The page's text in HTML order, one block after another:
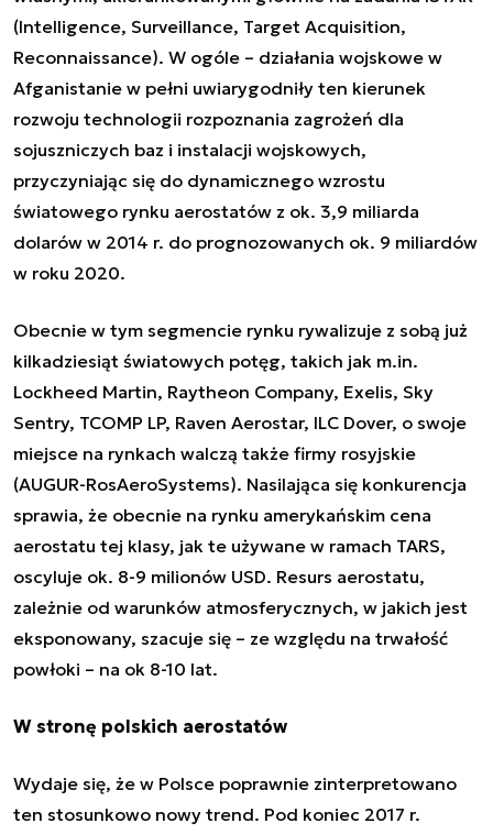
(Intelligence, Surveillance, Target Acquisition,
Reconnaissance). W ogóle – działania wojskowe w
Afganistanie w pełni uwiarygodniły ten kierunek
rozwoju technologii rozpoznania zagrożeń dla
sojuszniczych baz i instalacji wojskowych,
przyczyniając się do dynamicznego wzrostu
światowego rynku aerostatów z ok. 3,9 miliarda
dolarów w 2014 r. do prognozowanych ok. 9 miliardów
w roku 2020.
Obecnie w tym segmencie rynku rywalizuje z sobą już
kilkadziesiąt światowych potęg, takich jak m.in.
Lockheed Martin, Raytheon Company, Exelis, Sky
Sentry, TCOMP LP, Raven Aerostar, ILC Dover, o swoje
miejsce na rynkach walczą także firmy rosyjskie
(AUGUR-RosAeroSystems). Nasilająca się konkurencja
sprawia, że obecnie na rynku amerykańskim cena
aerostatu tej klasy, jak te używane w ramach TARS,
oscyluje ok. 8-9 milionów USD. Resurs aerostatu,
zależnie od warunków atmosferycznych, w jakich jest
eksponowany, szacuje się – ze względu na trwałość
powłoki – na ok 8-10 lat.
W stronę polskich aerostatów
Wydaje się, że w Polsce poprawnie zinterpretowano
ten stosunkowo nowy trend. Pod koniec 2017 r.